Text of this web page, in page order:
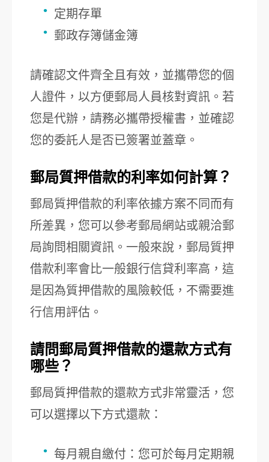
定期存單
郵政存簿儲金簿
請確認文件齊全且有效，並攜帶您的個
人證件，以方便郵局人員核對資訊。若
您是代辦，請務必攜帶授權書，並確認
您的委託人是否已簽署並蓋章。
郵局質押借款的利率如何計算？
郵局質押借款的利率依據方案不同而有
所差異，您可以參考郵局網站或親洽郵
局詢問相關資訊。一般來說，郵局質押
借款利率會比一般銀行信貸利率高，這
是因為質押借款的風險較低，不需要進
行信用評估。
請問郵局質押借款的還款方式有
哪些？
郵局質押借款的還款方式非常靈活，您
可以選擇以下方式還款：
每月親自繳付：您可於每月定期親